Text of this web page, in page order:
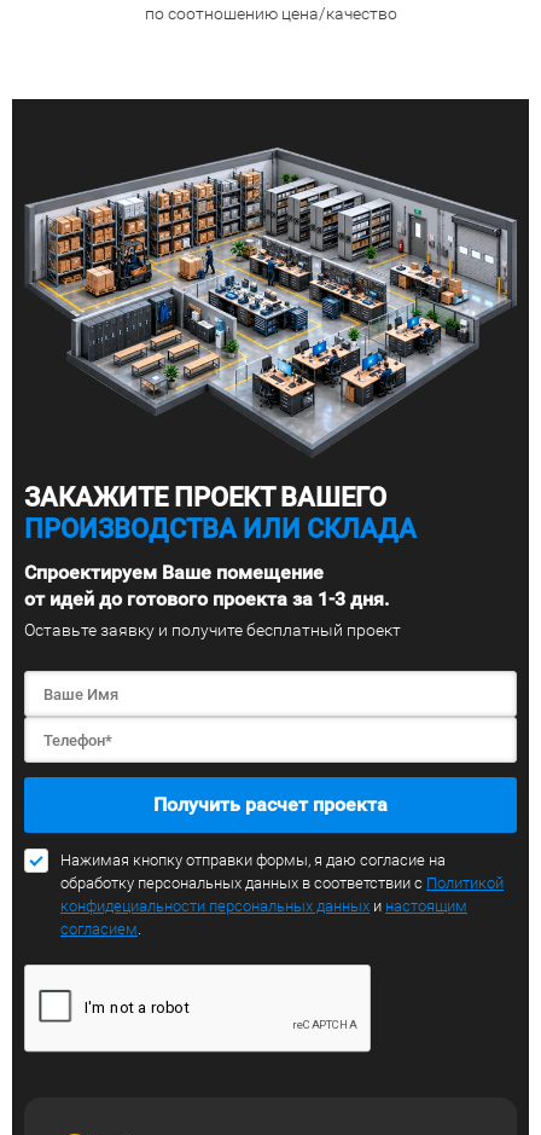
по соотношению цена/качество
ЗАКАЖИТЕ ПРОЕКТ ВАШЕГО
ПРОИЗВОДСТВА ИЛИ СКЛАДА
Спроектируем Ваше помещение
от идей до готового проекта за 1-3 дня.
Оставьте заявку и получите бесплатный проект
Получить расчет проекта
Нажимая кнопку отправки формы, я даю согласие на
обработку персональных данных в соответствии с Политикой
конфидециальности персональных данных и настоящим
согласием.